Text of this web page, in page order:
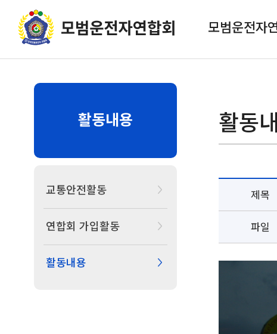
모범운전자
활동내용
교통안전활동
연합회 가입활동
활동내용
활동
제목
파일